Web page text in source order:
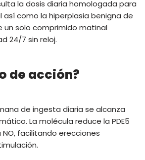
la dosis diaria homologada para
así como la hiperplasia benigna de
un solo comprimido matinal
24/7 sin reloj.
de acción?
de ingesta diaria se alcanza
La molécula reduce la PDE5
facilitando erecciones